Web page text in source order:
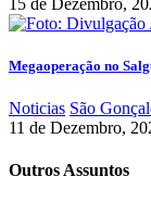
Megaoperação no
Noticias São
11 de Dezembro,
Outros Assuntos